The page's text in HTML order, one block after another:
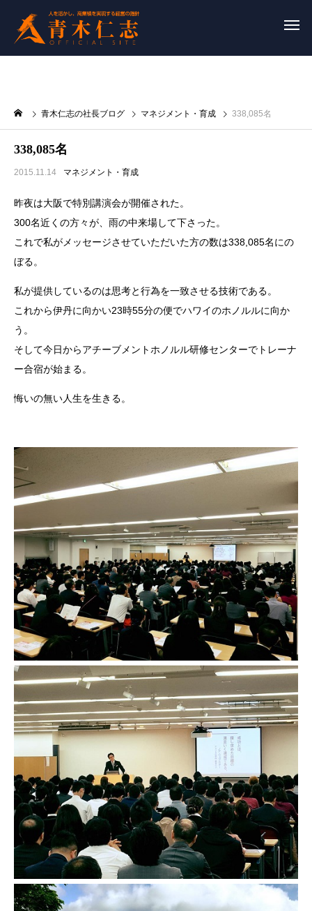
青木仁志の社長ブログ マネジメント・育成 338,085名
338,085名
2015.11.14 マネジメント・育成
昨夜は大阪で特別講演会が開催された。
300名近くの方々が、雨の中来場して下さった。
これで私がメッセージさせていただいた方の数は338,085名にの
ぼる。
私が提供しているのは思考と行為を一致させる技術である。
これから伊丹に向かい23時55分の便でハワイのホノルルに向か
う。
そして今日からアチーブメントホノルル研修センターでトレーナ
ー合宿が始まる。
悔いの無い人生を生きる。